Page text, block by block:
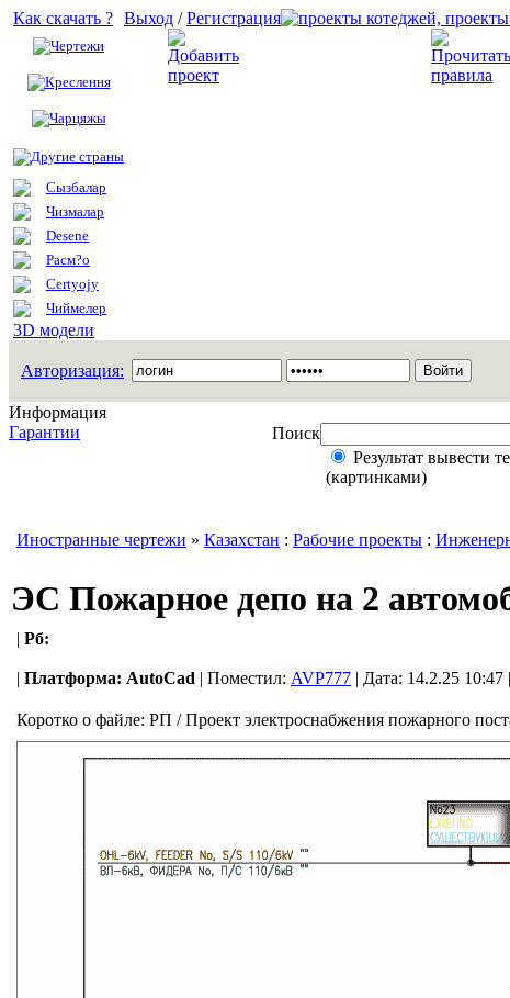
Как скачать ?
Чертежи
Креслення
Чарцяжы
Другие страны
Сызбалар
Чизмалар
Desene
Расм?о
Certyojy
Чиймелер
3D модели
Выход /Регистрация
Авторизация:
Информация
Гарантии
Поиск
Результат вывести
(картинками)
Иностранные чертежи » Казахстан : Рабочие проекты :
ЭС Пожарное депо на 2
| Рб:
| Платформа: AutoCad | Поместил: AVP777 | Дата: 14.2.25 10:47
Коротко о файле: РП / Проект электроснабжения пожарного